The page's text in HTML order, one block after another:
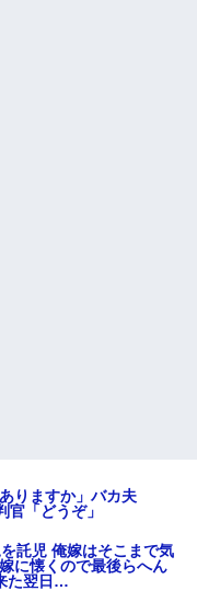
りますか」バカ夫
「どうぞ」
託児 俺嫁はそこまで気
に懐くので最後らへん
た翌日…